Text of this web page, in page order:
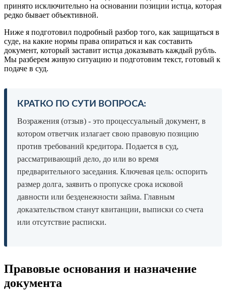
принято исключительно на основании позиции истца, которая
редко бывает объективной.
Ниже я подготовил подробный разбор того, как защищаться в
суде, на какие нормы права опираться и как составить
документ, который заставит истца доказывать каждый рубль.
Мы разберем живую ситуацию и подготовим текст, готовый к
подаче в суд.
КРАТКО ПО СУТИ ВОПРОСА:
Возражения (отзыв) - это процессуальный документ, в
котором ответчик излагает свою правовую позицию
против требований кредитора. Подается в суд,
рассматривающий дело, до или во время
предварительного заседания. Ключевая цель: оспорить
размер долга, заявить о пропуске срока исковой
давности или безденежности займа. Главным
доказательством станут квитанции, выписки со счета
или отсутствие расписки.
Правовые основания и назначение
документа